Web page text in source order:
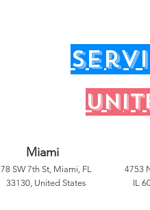
Miami
78 SW 7th St, Miami, FL
33130, United States
4753
IL